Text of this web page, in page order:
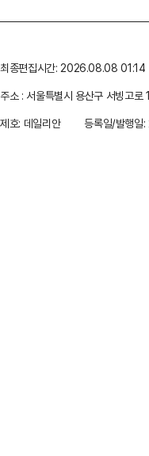
최종편집시간: 2026.08.08 01:14
주소 : 서울특별시 용산구 서빙고
제호: 데일리안
등록일/발행